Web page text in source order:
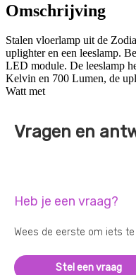
Omschrijving
Stalen vloerlamp uit de
uplighter en een leeslamp.
LED module. De leeslamp
Kelvin en 700 Lumen, de
Watt met
Vragen en
Heb je een vraag?
Wees de eerste om iets
Stel een vraag